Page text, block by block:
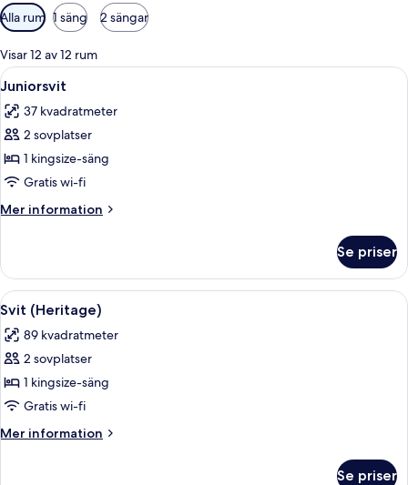
Tillgängliga
filter
för
rum
Alla rum 1 säng 2 sängar
Visar 12 av 12 rum
Öppna
alla
foton
för
Juniorsvit
Ett modernt sovrum med ett rutigt
13
Juniorsvit
37 kvadratmeter
2 sovplatser
1 kingsize-säng
Gratis wi-fi
Mer information
Mer
Se priser
Öppna
alla
foton
för
Svit
(Heritage)
Ett rum med ett långt bord, flera
9
Svit (Heritage)
89 kvadratmeter
2 sovplatser
1 kingsize-säng
Gratis wi-fi
Mer information
Mer
Se priser